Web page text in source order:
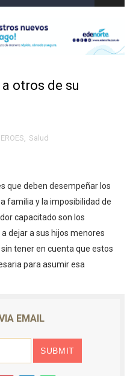
años de cárcel por robo
se ha alejado de
de 2026
de hasta 35 °C para
otros de su
, Salud
que deben desempeñar los
familia y la imposibilidad de
capacitado son los
dejar a sus hijos menores
tener en cuenta que estos
para asumir esa
EMAIL